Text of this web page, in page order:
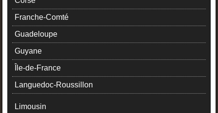
Franche-Comté
Guadeloupe
Guyane
Île-de-France
Languedoc-Roussillon
Limousin